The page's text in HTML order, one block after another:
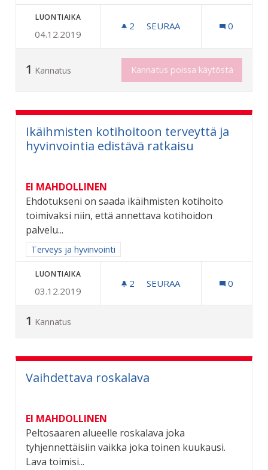
LUONTIAIKA
04.12.2019
2 2 SEURAAJAA
SEURAA 0
1 Kannatus Kannatus poissa käytöstä
Ikäihmisten kotihoitoon terveyttä ja
hyvinvointia edistävä ratkaisu
EI MAHDOLLINEN
Ehdotukseni on saada ikäihmisten kotihoito
toimivaksi niin, että annettava kotihoidon
palvelu...
Rajaa tulokset aihepiirin mukaan: Terveys ja hyvinvointi
Terveys ja hyvinvointi
LUONTIAIKA
03.12.2019
2 2 SEURAAJAA
SEURAA 0
1 Kannatus
Vaihdettava roskalava
EI MAHDOLLINEN
Peltosaaren alueelle roskalava joka
tyhjennettäisiin vaikka joka toinen kuukausi.
Lava toimisi...